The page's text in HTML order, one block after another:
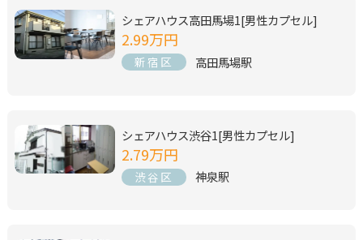
シェアハウス高田馬場1[男性カプセル]
2.99万円
新宿区 高田馬場駅
シェアハウス渋谷1[男性カプセル]
2.79万円
渋谷区 神泉駅